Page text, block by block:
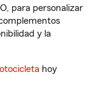
para personalizar
y la
hoy